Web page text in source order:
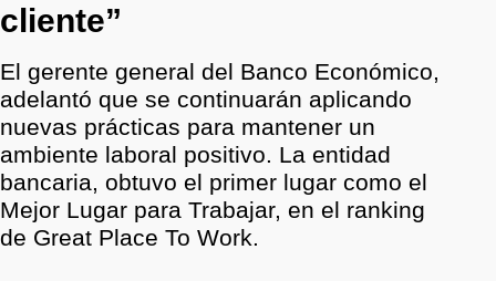
cliente”
El gerente general del Banco Económico,
adelantó que se continuarán aplicando
nuevas prácticas para mantener un
ambiente laboral positivo. La entidad
bancaria, obtuvo el primer lugar como el
Mejor Lugar para Trabajar, en el ranking
de Great Place To Work.